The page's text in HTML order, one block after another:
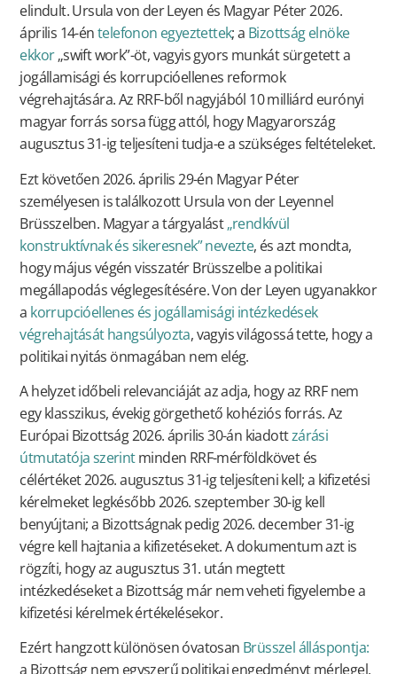
elindult. Ursula von der Leyen és Magyar Péter 2026.
április 14-éntelefonon egyeztettek; a Bizottság elnöke
ekkor„swift work”-öt, vagyis gyors munkát sürgetett a
jogállamisági és korrupcióellenes reformok
végrehajtására. Az RRF-ből nagyjából 10 milliárd eurónyi
magyar forrás sorsa függ attól, hogy Magyarország
augusztus 31-ig teljesíteni tudja-e a szükséges feltételeket.
Ezt követően 2026. április 29-én Magyar Péter
személyesen is találkozott Ursula von der Leyennel
Brüsszelben. Magyar a tárgyalást„rendkívül
konstruktívnak és sikeresnek” nevezte, és azt mondta,
hogy május végén visszatér Brüsszelbe a politikai
megállapodás véglegesítésére. Von der Leyen ugyanakkor
a korrupcióellenes és jogállamisági intézkedések
végrehajtását hangsúlyozta, vagyis világossá tette, hogy a
politikai nyitás önmagában nem elég.
A helyzet időbeli relevanciáját az adja, hogy az RRF nem
egy klasszikus, évekig görgethető kohéziós forrás. Az
Európai Bizottság 2026. április 30-án kiadottzárási
útmutatója szerintminden RRF-mérföldkövet és
célértéket 2026. augusztus 31-ig teljesíteni kell; a kifizetési
kérelmeket legkésőbb 2026. szeptember 30-ig kell
benyújtani; a Bizottságnak pedig 2026. december 31-ig
végre kell hajtania a kifizetéseket. A dokumentum azt is
rögzíti, hogy az augusztus 31. után megtett
intézkedéseket a Bizottság már nem veheti figyelembe a
kifizetési kérelmek értékelésekor.
Ezért hangzott különösen óvatosan Brüsszel álláspontja:
a Bizottság nem egyszerű politikai engedményt mérlegel,